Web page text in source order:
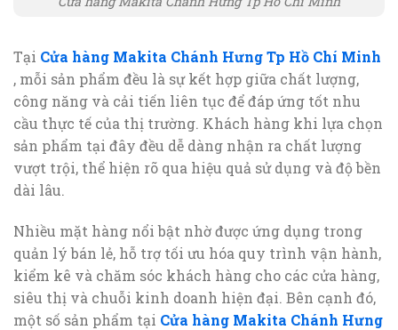
Tại Cửa hàng Makita Chánh Hưng Tp Hồ Chí Minh
, mỗi sản phẩm đều là sự kết hợp giữa chất lượng,
công năng và cải tiến liên tục để đáp ứng tốt nhu
cầu thực tế của thị trường. Khách hàng khi lựa chọn
sản phẩm tại đây đều dễ dàng nhận ra chất lượng
vượt trội, thể hiện rõ qua hiệu quả sử dụng và độ bền
dài lâu.
Nhiều mặt hàng nổi bật nhờ được ứng dụng trong
quản lý bán lẻ, hỗ trợ tối ưu hóa quy trình vận hành,
kiểm kê và chăm sóc khách hàng cho các cửa hàng,
siêu thị và chuỗi kinh doanh hiện đại. Bên cạnh đó,
một số sản phẩm tại Cửa hàng Makita Chánh Hưng